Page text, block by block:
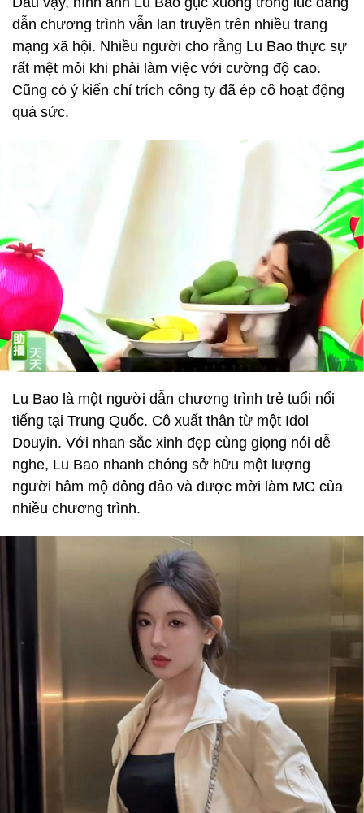
dẫn chương trình vẫn lan truyền trên nhiều trang
mạng xã hội. Nhiều người cho rằng Lu Bao thực sự
rất mệt mỏi khi phải làm việc với cường độ cao.
Cũng có ý kiến chỉ trích công ty đã ép cô hoạt động
quá sức.
Lu Bao là một người dẫn chương trình trẻ tuổi nổi
tiếng tại Trung Quốc. Cô xuất thân từ một Idol
Douyin. Với nhan sắc xinh đẹp cùng giọng nói dễ
nghe, Lu Bao nhanh chóng sở hữu một lượng
người hâm mộ đông đảo và được mời làm MC của
nhiều chương trình.